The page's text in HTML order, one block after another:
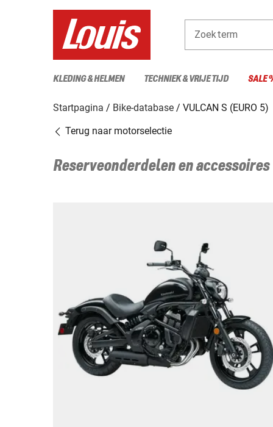
Zoekterm
KLEDING & HELMEN TECHNIEK & VRIJE TIJD SALE
Startpagina Bike-database
VULCAN S (EURO 5)
Terug naar motorselectie
Reserveonderdelen en